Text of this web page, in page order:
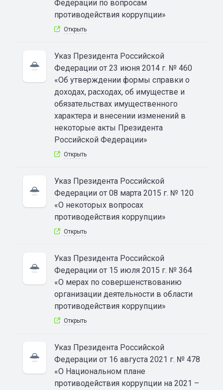
Федерации по вопросам
противодействия коррупции»
Открыть
Указ Президента Российской
Федерации от 23 июня 2014 г. № 460
«Об утверждении формы справки о
доходах, расходах, об имуществе и
обязательствах имущественного
характера и внесении изменений в
некоторые акты Президента
Российской Федерации»
Открыть
Указ Президента Российской
Федерации от 08 марта 2015 г. № 120
«О некоторых вопросах
противодействия коррупции»
Открыть
Указ Президента Российской
Федерации от 15 июля 2015 г. № 364
«О мерах по совершенствованию
организации деятельности в области
противодействия коррупции»
Открыть
Указ Президента Российской
Федерации от 16 августа 2021 г. № 478
«О Национальном плане
противодействия коррупции на 2021 –